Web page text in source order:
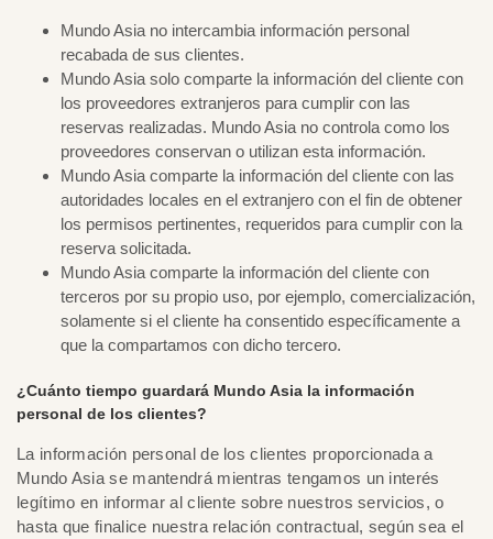
Mundo Asia no intercambia información personal
recabada de sus clientes.
Mundo Asia solo comparte la información del cliente con
los proveedores extranjeros para cumplir con las
reservas realizadas. Mundo Asia no controla como los
proveedores conservan o utilizan esta información.
Mundo Asia comparte la información del cliente con las
autoridades locales en el extranjero con el fin de obtener
los permisos pertinentes, requeridos para cumplir con la
reserva solicitada.
Mundo Asia comparte la información del cliente con
terceros por su propio uso, por ejemplo, comercialización,
solamente si el cliente ha consentido específicamente a
que la compartamos con dicho tercero.
¿Cuánto tiempo guardará Mundo Asia la información
personal de los clientes?
La información personal de los clientes proporcionada a
Mundo Asia se mantendrá mientras tengamos un interés
legítimo en informar al cliente sobre nuestros servicios, o
hasta que finalice nuestra relación contractual, según sea el